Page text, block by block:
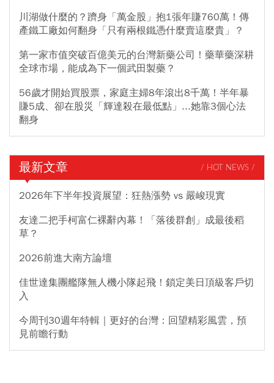
川湖做什麼的？躋身「萬金股」抱1張年賺760萬！傳
產鐵工廠如何翻身「只有兩根鐵憑什麼賣這麼貴」？
第一家市值突破百億美元的台灣新藥公司！藥華藥深耕
全球市場，能成為下一個武田製藥？
56歲才開始買股票，家庭主婦8年滾出8千萬！半年暴
賺5成、卻在股災「輝達殺在最低點」...她靠3個心法
翻身
最新文章 / HOT NEWS /
2026年下半年投資展望：狂熱漲勢 vs 嚴峻現實
友達二把手柯富仁裸辭內幕！「落後群創」成最後稻
草？
2026前進大南方論壇
佳世達集團艦隊無人機小隊起飛！鎖定美日頂級客戶切
入
今周刊30週年特輯｜更好的台灣：回望精彩風雲，預
見前瞻行動